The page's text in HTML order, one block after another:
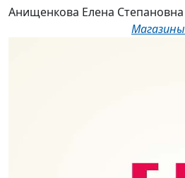
Анищенкова Елена Степановна
Магазины